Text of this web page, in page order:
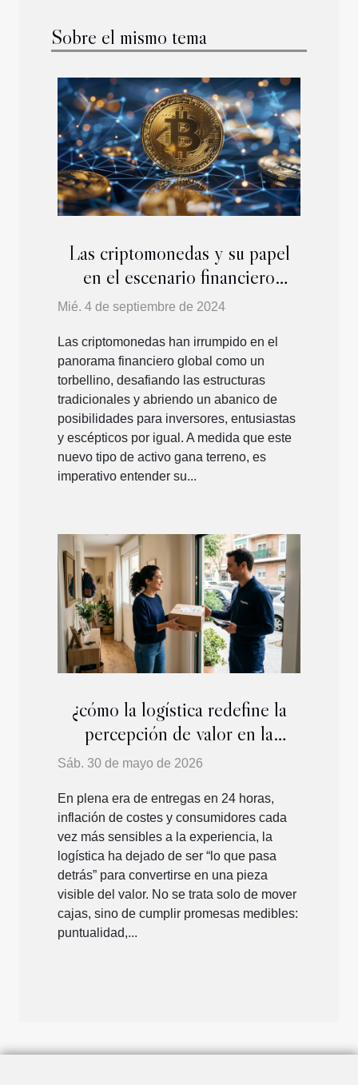
Sobre el mismo tema
Las criptomonedas y su papel
en el escenario financiero
mundial
Mié. 4 de septiembre de 2024
Las criptomonedas han irrumpido en el
panorama financiero global como un
torbellino, desafiando las estructuras
tradicionales y abriendo un abanico de
posibilidades para inversores, entusiastas
y escépticos por igual. A medida que este
nuevo tipo de activo gana terreno, es
imperativo entender su...
¿cómo la logística redefine la
percepción de valor en la
distribución moderna?
Sáb. 30 de mayo de 2026
En plena era de entregas en 24 horas,
inflación de costes y consumidores cada
vez más sensibles a la experiencia, la
logística ha dejado de ser “lo que pasa
detrás” para convertirse en una pieza
visible del valor. No se trata solo de mover
cajas, sino de cumplir promesas medibles:
puntualidad,...